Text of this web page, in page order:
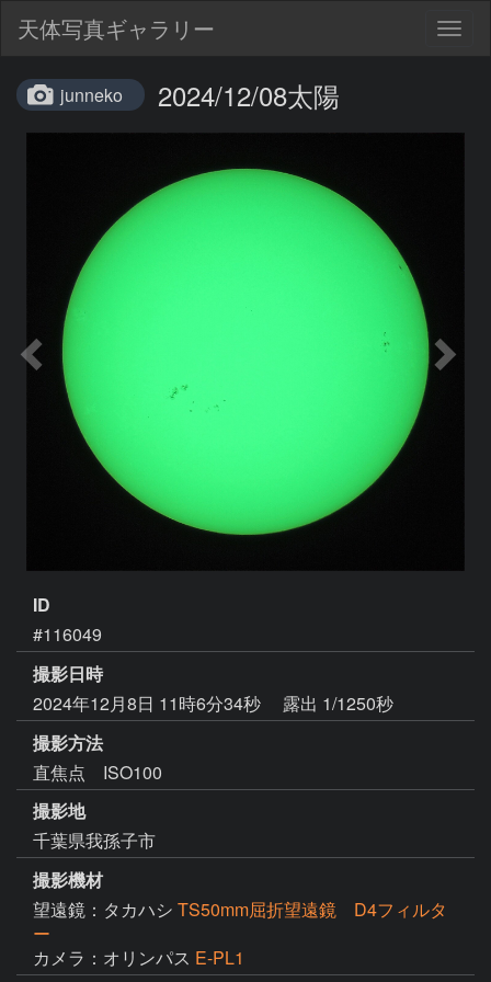
天体写真ギャラリー
junneko 2024/12/08太陽
ID
#116049
撮影日時
2024年12月8日 11時6分34秒
露出 1/1250秒
撮影方法
直焦点 ISO100
撮影地
千葉県我孫子市
撮影機材
望遠鏡：タカハシ TS50mm屈折望遠鏡 D4フィルタ
ー
カメラ：オリンパス E-PL1